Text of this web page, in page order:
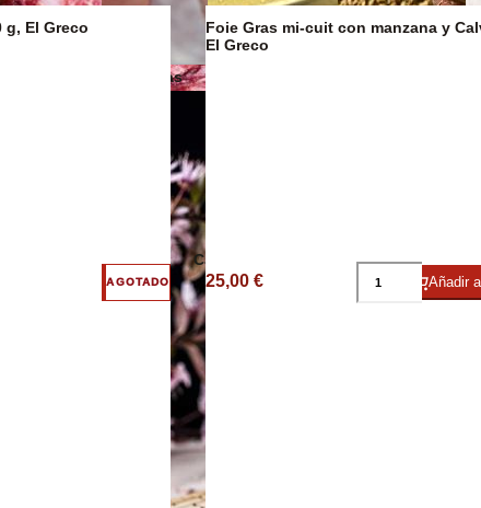
Mantequillas
Caviar Arroces y Legumbres
g, El Greco
AGOTADO
Foie Gras mi-cuit con manzana y
El Greco
25,00 € Añadir